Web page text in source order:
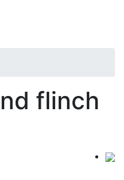
flinch